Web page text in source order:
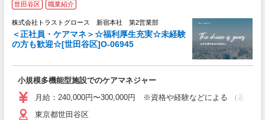
世田谷区 職業紹介
株式会社トラストグロース 新宿本社 第2営業部
＜正社員・ケアマネ＞☆福利厚生充実☆未経験
の方も歓迎☆[世田谷区]O-06945
小規模多機能型施設でのケアマネジャー
月給：240,000円〜300,000円 ※資格や経験などによる （基本給
東京都世田谷区